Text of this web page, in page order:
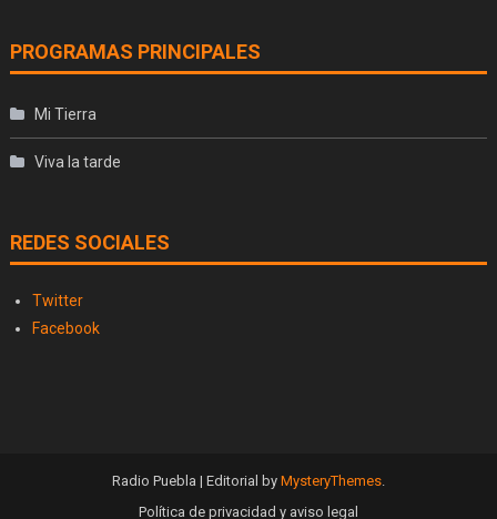
PROGRAMAS PRINCIPALES
Mi Tierra
Viva la tarde
REDES SOCIALES
Twitter
Facebook
Radio Puebla | Editorial by MysteryThemes
Política de privacidad y aviso legal